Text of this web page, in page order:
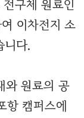
구체 원료인
이차전지 소
니다.
와 원료의 공
항 캠퍼스에